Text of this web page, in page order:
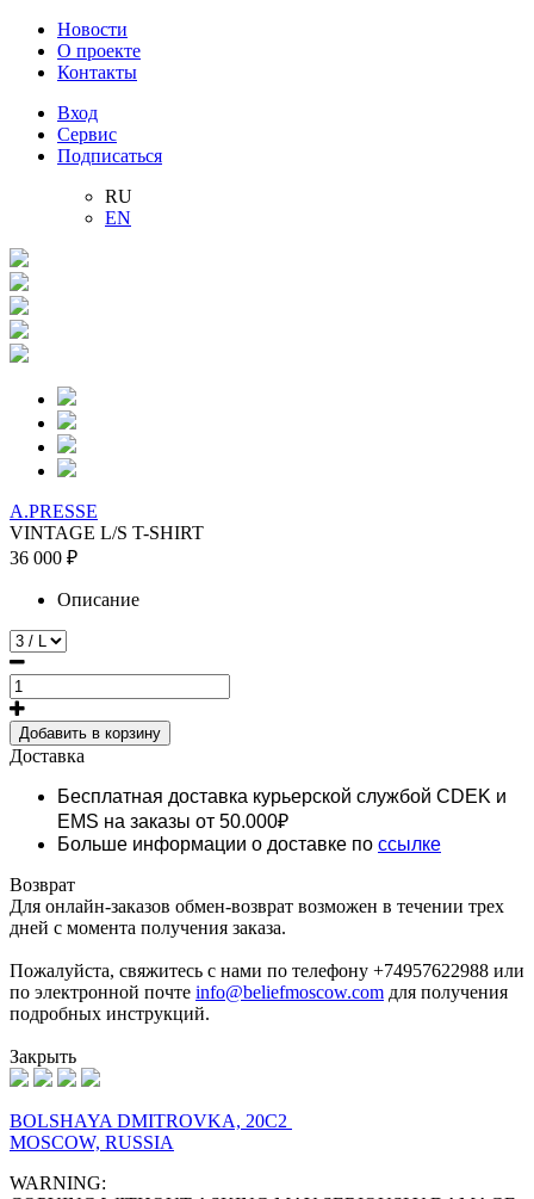
Новости
О проекте
Контакты
Вход
Сервис
Подписаться
RU
EN
A.PRESSE
VINTAGE L/S T-SHIRT
36 000 ₽
Описание
Добавить в корзину
Доставка
Бесплатная доставка курьерской службой CDEK и
EMS на заказы от 50.000₽
Больше информации о доставке по ссылке
Возврат
Для онлайн-заказов обмен-возврат возможен в течении трех
дней с момента получения заказа.
Пожалуйста, свяжитесь с нами по телефону +74957622988 или
по электронной почте info@beliefmoscow.com для получения
подробных инструкций.
Закрыть
BOLSHAYA DMITROVKA, 20C2
MOSCOW, RUSSIA
WARNING: